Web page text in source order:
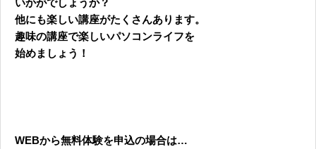
他にも楽しい講座がたくさんあります。
趣味の講座で楽しいパソコンライフを
始めましょう！
WEBから無料体験を申込の場合は…